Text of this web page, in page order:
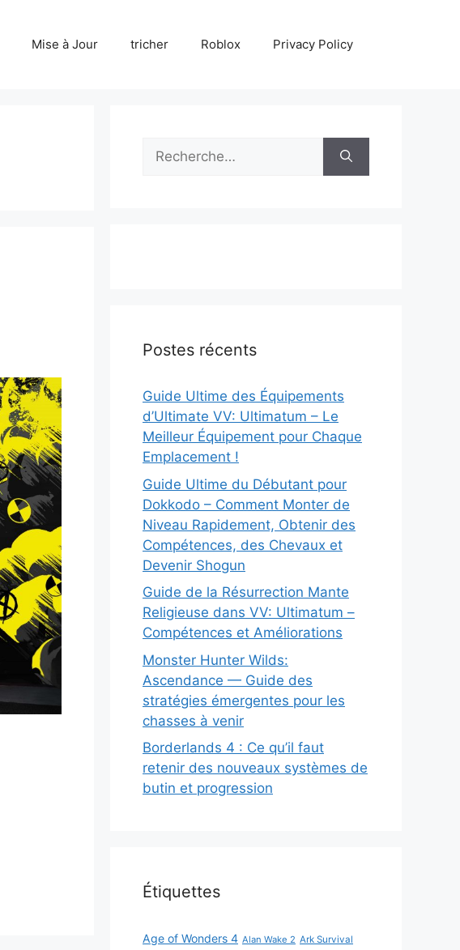
Mise à Jour tricher Roblox Privacy Policy
Rechercher :
Postes récents
Guide Ultime des Équipements
d’Ultimate VV: Ultimatum – Le
Meilleur Équipement pour Chaque
Emplacement !
Guide Ultime du Débutant pour
Dokkodo – Comment Monter de
Niveau Rapidement, Obtenir des
Compétences, des Chevaux et
Devenir Shogun
Guide de la Résurrection Mante
Religieuse dans VV: Ultimatum –
Compétences et Améliorations
Monster Hunter Wilds:
Ascendance — Guide des
stratégies émergentes pour les
chasses à venir
Borderlands 4 : Ce qu’il faut
retenir des nouveaux systèmes de
butin et progression
Étiquettes
Age of Wonders 4 Alan Wake 2 Ark Survival